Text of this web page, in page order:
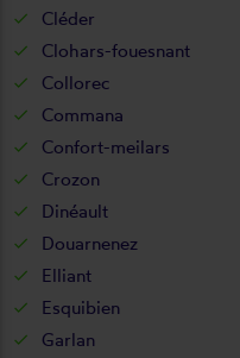
Cléder
Clohars-fouesnant
Collorec
Commana
Confort-meilars
Crozon
Dinéault
Douarnenez
Elliant
Esquibien
Garlan